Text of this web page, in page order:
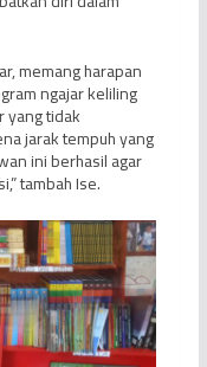
memang harapan
ngajar keliling
yang tidak
jarak tempuh yang
ini berhasil agar
tambah Ise.